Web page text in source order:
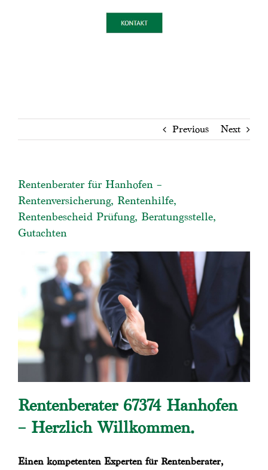
Previous Next
Rentenberater für Hanhofen –
Rentenversicherung, Rentenhilfe,
Rentenbescheid Prüfung, Beratungsstelle,
Gutachten
Rentenberater 67374 Hanhofen
– Herzlich Willkommen.
Einen kompetenten Experten für Rentenberater,